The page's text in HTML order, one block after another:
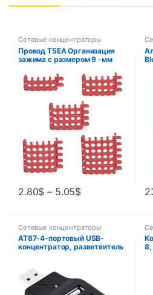
Сетевые концентраторы
Провод T5EA Организация
зажима с размером 9 -мм
кабельного кабельного
кабельного кабеля Cat5
2.80$ – 5.05$
Сетевые концентраторы
AT87-4-портовый USB-
концентратор, разветвитель
ПК, ноутбука, ноутбука,
MacBook XPS, IMac и других
моделей
8,